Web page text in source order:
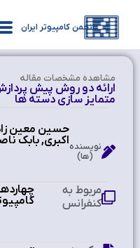
انجمن کامپیوتر ایران
مشاهده‌ مشخصات مقاله
ارائه دو روش پيش
متمايز سازي دسته ها
حسين معين
اکبري, بابکنویسنده
(ها)
مربوط به
کنفرانس